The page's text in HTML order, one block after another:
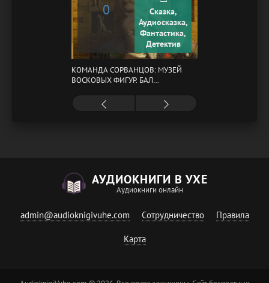
0
Сказка,
Аудиосказка,
Фантастика,
Детектив
КОМАНДА СОРВАНЦОВ: МУЗЕЙ
ВОСКОВЫХ ФИГУР. БАЛ
АУДИОКНИГИ В УХЕ
Аудиокниги онлайн
admin@audioknigivuhe.com Сотрудничество Правила
Карта